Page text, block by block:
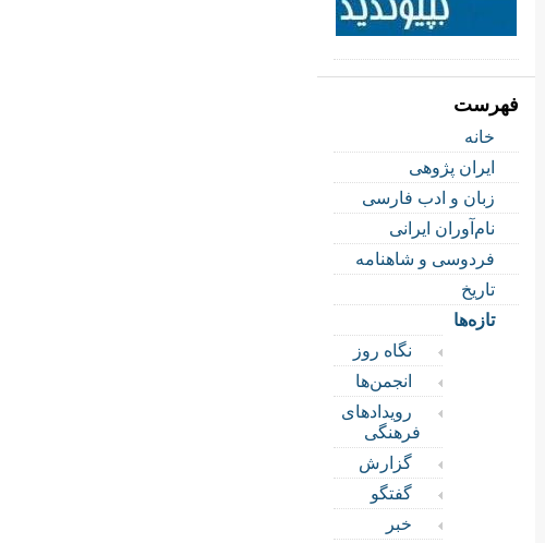
فهرست
خانه
ایران پژوهی
زبان و ادب فارسی
نام‌آوران ایرانی
فردوسی و شاهنامه
تاریخ
تازه‌ها
نگاه روز
انجمن‌ها
رویدادهای
فرهنگی
گزارش
گفتگو
خبر